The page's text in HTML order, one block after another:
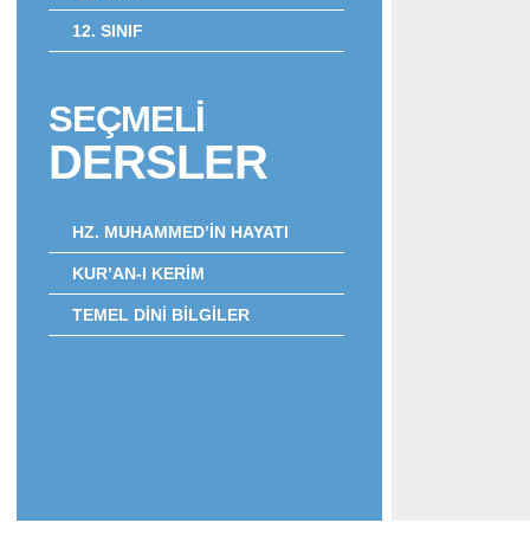
12. SINIF
SEÇMELİ
DERSLER
HZ. MUHAMMED’İN HAYATI
KUR’AN-I KERİM
TEMEL DİNİ BİLGİLER